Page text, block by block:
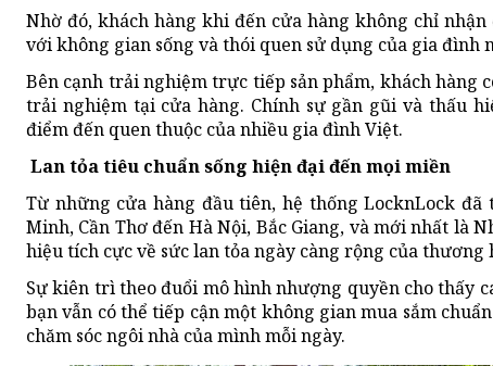
Nhờ đó, khách hàng khi đến cửa hàng không chỉ
với không gian sống và thói quen sử dụng của gia đình
Bên cạnh trải nghiệm trực tiếp sản phẩm, khách hàng
trải nghiệm tại cửa hàng. Chính sự gần gũi và thấu
điểm đến quen thuộc của nhiều gia đình Việt.
Lan tỏa tiêu chuẩn sống hiện đại đến mọi miền
Từ những cửa hàng đầu tiên, hệ thống LocknLock
Minh, Cần Thơ đến Hà Nội, Bắc Giang, và mới nhất
hiệu tích cực về sức lan tỏa ngày càng rộng của thương
Sự kiên trì theo đuổi mô hình nhượng quyền cho thấy
bạn vẫn có thể tiếp cận một không gian mua sắm
chăm sóc ngôi nhà của mình mỗi ngày.